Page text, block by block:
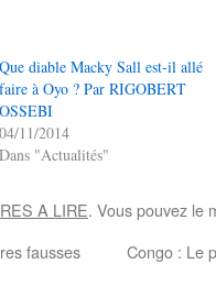
Que diable Macky Sall est-il allé
faire à Oyo ? Par RIGOBERT
OSSEBI
04/11/2014
Dans "Actualités"
A LIRE. Vous pouvez le
fausses
Congo : Le